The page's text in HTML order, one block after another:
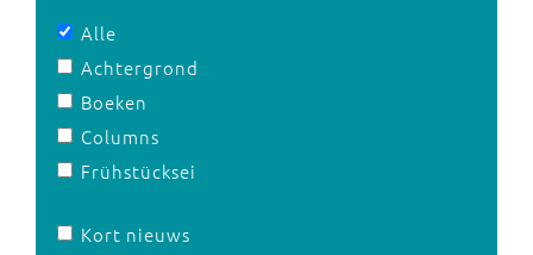
Alle
Achtergrond
Boeken
Columns
Frühstücksei
Kort nieuws